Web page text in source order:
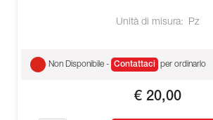
Unità di misura: Pz
Non Disponibile - Contattaci per ordinarlo
€ 20,00